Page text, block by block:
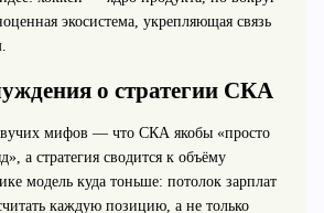
экосистема, укрепляющая связь
о стратегии СКА
мифов — что СКА якобы «просто
а стратегия сводится к объёму
модель куда тоньше: потолок зарплат
каждую позицию, а не только